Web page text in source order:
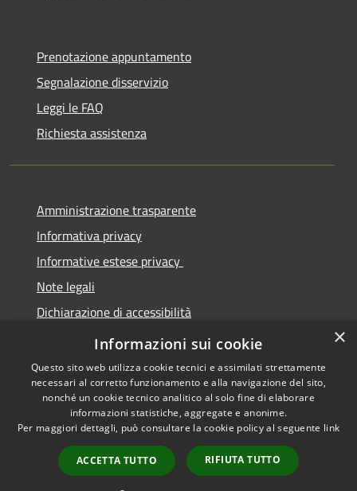
Prenotazione appuntamento
Segnalazione disservizio
Leggi le FAQ
Richiesta assistenza
Amministrazione trasparente
Informativa privacy
Informative estese privacy
Note legali
Dichiarazione di accessibilità
Obbiettivi di Accessibilità
Accessibilità
Copyright © 2026 • Comune di
Torre De' Passeri • Powered by
Municipium•
Accesso
redazione
×
Informazioni sui cookie
Questo sito web utilizza cookie tecnici e assimilati strettamente
necessari al corretto funzionamento e alla navigazione del sito,
nonché un cookie tecnico analitico al solo fine di elaborare
informazioni statistiche, aggregate e anonime.
Per maggiori dettagli, può consultare la cookie policy al seguente link
ACCETTA TUTTO RIFIUTA TUTTO